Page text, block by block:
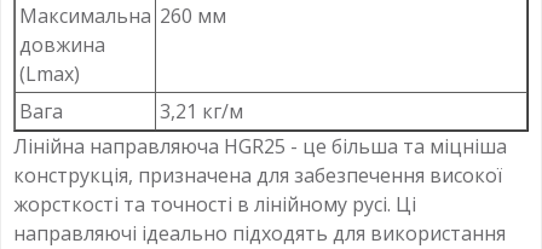
Максимальна
довжина
(Lmax)
260 мм
Вага
3,21 кг/м
Лінійна направляюча HGR25 - це більша та міцніша
конструкція, призначена для забезпечення високої
жорсткості та точності в лінійному русі. Ці
направляючі ідеально підходять для використання